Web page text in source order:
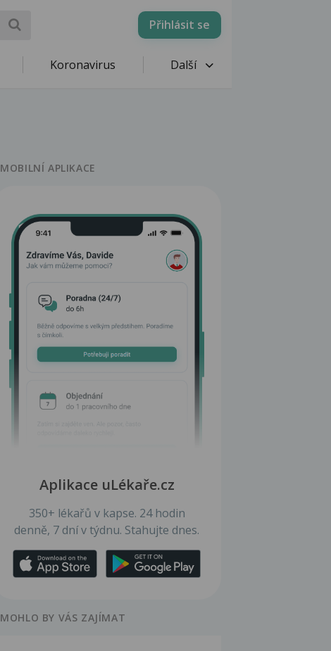
Přihlásit se
Koronavirus Další
MOBILNÍ APLIKACE
Aplikace uLékaře.cz
350+ lékařů v kapse. 24 hodin
denně, 7 dní v týdnu. Stahujte dnes.
MOHLO BY VÁS ZAJÍMAT